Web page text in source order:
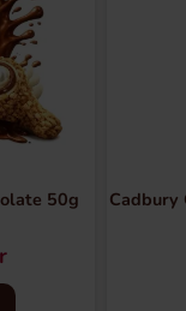
50g
Cadbury